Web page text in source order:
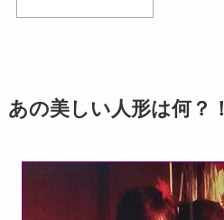
あの美しい人形は何？！